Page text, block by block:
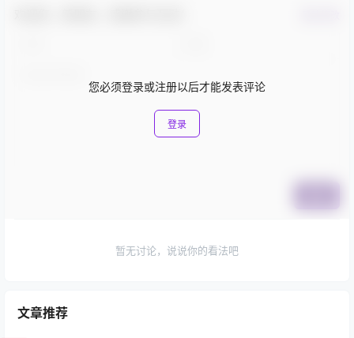
您必须登录或注册以后才能发表评论
登录
暂无讨论，说说你的看法吧
文章推荐